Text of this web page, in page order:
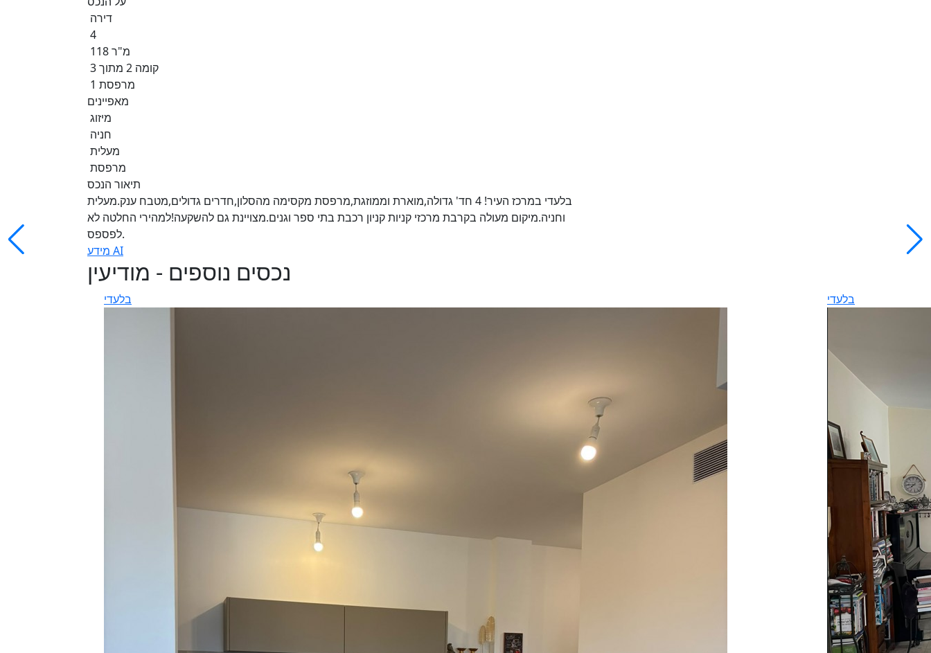
דירה
4
118 מ"ר
קומה 2 מתוך 3
1 מרפסת
מאפיינים
מיזוג
חניה
מעלית
מרפסת
תיאור הנכס
בלעדי במרכז העיר! 4 חד' גדולה,מוארת וממוזגת,מרפסת מקסימה מהסלון,חדרים גדולים,מטבח ענק.מעלית
וחניה.מיקום מעולה בקרבת מרכזי קניות קניון רכבת בתי ספר וגנים.מצויינת גם להשקעה!למהירי החלטה לא
לפספס.
מידע AI
נכסים נוספים - מודיעין
בלעדי בלעדי